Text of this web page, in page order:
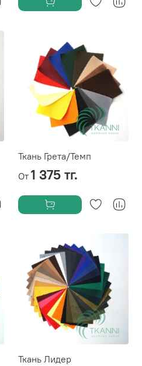
Ткань Грета/Темп
От 1 375 тг.
Ткань Лидер